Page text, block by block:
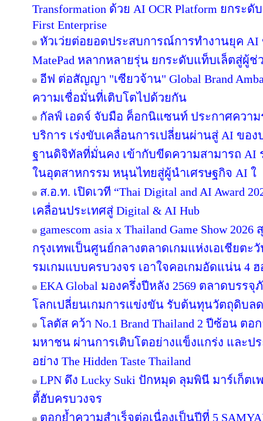
Transformation ด้วย AI OCR Platform ยกระ
First Enterprise
หัวเว่ยต่อยอดประสบการณ์การทำงานยุค AI
MatePad หลากหลายรุ่น ยกระดับแท็บเล็ตสู่ผู้
อีฟ ต่อสัญญา "เซียวจ้าน" Global Brand
ความเชื่อมั่นที่เติบโตไปด้วยกัน
กัลฟ์ เอดจ์ จับมือ ค็อกนิแซนท์ ประกาศควา
บริการ เร่งขับเคลื่อนการเปลี่ยนผ่านสู่ AI ขอ
ฐานดิจิทัลที่มั่นคง เข้ากับขีดความสามารถ AI
ในอุตสาหกรรม หนุนไทยสู่ผู้นำเศรษฐกิจ AI ใ
ส.อ.ท. เปิดเวที “Thai Digital and AI Award
เคลื่อนประเทศสู่ Digital & AI Hub
gamescom asia x Thailand Game Show
กรุงเทพเป็นศูนย์กลางตลาดเกมแห่งเอเชียต
รมเกมแบบครบวงจร เอาใจคอเกมอัดแน่น 4
EKA Global มองครึ่งปีหลัง 2569 ตลาดบร
โลกเปลี่ยนเกมการแข่งขัน รับต้นทุนวัตถุดิบล
โลตัส คว้า No.1 Brand Thailand 2 ปีซ้อน ต
มหาชน ผ่านการเติบโตอย่างแข็งแกร่ง และ
อย่าง The Hidden Taste Thailand
LPN ดึง Lucky Suki ปักหมุด ลุมพินี มาร์เก็ต
ตี้ฮับครบวงจร
ตอกย้ำความสำเร็จต่อเนื่องเป็นปีที่ 5